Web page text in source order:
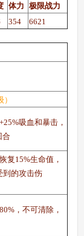
体力 极限战力
354 6621
吸血和暴击，
合
复15%生命值，
到的攻击伤
，不可清除，